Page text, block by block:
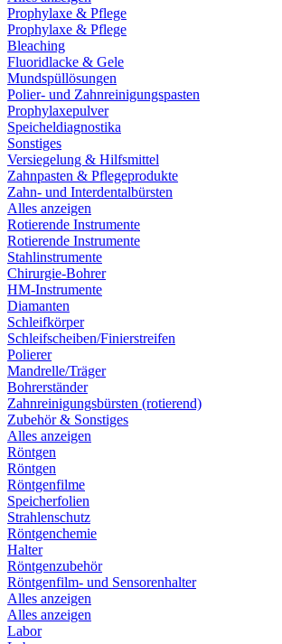
Prophylaxe & Pflege
Prophylaxe & Pflege
Bleaching
Fluoridlacke & Gele
Mundspüllösungen
Polier- und Zahnreinigungspasten
Prophylaxepulver
Speicheldiagnostika
Sonstiges
Versiegelung & Hilfsmittel
Zahnpasten & Pflegeprodukte
Zahn- und Interdentalbürsten
Alles anzeigen
Rotierende Instrumente
Rotierende Instrumente
Stahlinstrumente
Chirurgie-Bohrer
HM-Instrumente
Diamanten
Schleifkörper
Schleifscheiben/Finierstreifen
Polierer
Mandrelle/Träger
Bohrerständer
Zahnreinigungsbürsten (rotierend)
Zubehör & Sonstiges
Alles anzeigen
Röntgen
Röntgen
Röntgenfilme
Speicherfolien
Strahlenschutz
Röntgenchemie
Halter
Röntgenzubehör
Röntgenfilm- und Sensorenhalter
Alles anzeigen
Alles anzeigen
Labor